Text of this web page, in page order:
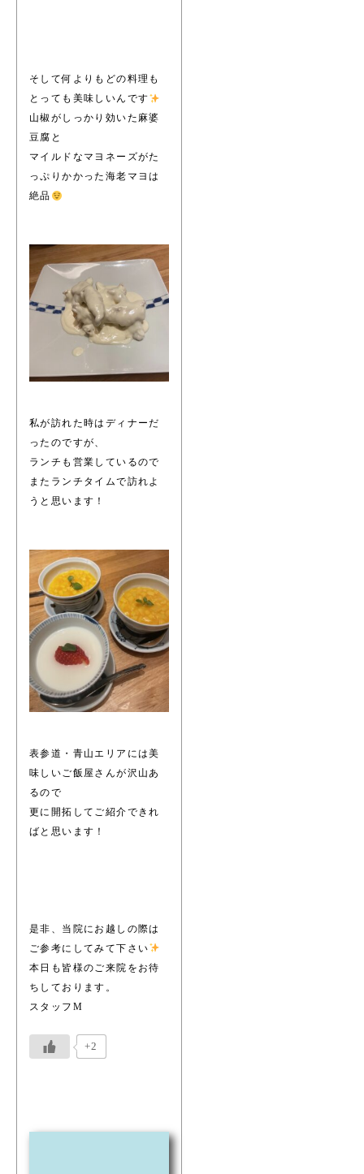
そして何よりもどの料理も
とっても美味しいんです
山椒がしっかり効いた麻婆
豆腐と
マイルドなマヨネーズがた
っぷりかかった海老マヨは
絶品
私が訪れた時はディナーだ
ったのですが、
ランチも営業しているので
またランチタイムで訪れよ
うと思います！
表参道・青山エリアには美
味しいご飯屋さんが沢山あ
るので
更に開拓してご紹介できれ
ばと思います！
是非、当院にお越しの際は
ご参考にしてみて下さい
本日も皆様のご来院をお待
ちしております。
スタッフM
+2